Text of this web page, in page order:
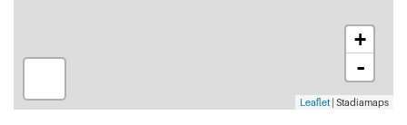
+
-
Leaflet | Stadiamaps